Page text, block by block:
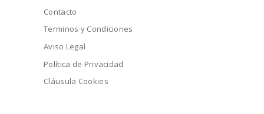
Contacto
Terminos y Condiciones
Aviso Legal
Política de Privacidad
Cláusula Cookies